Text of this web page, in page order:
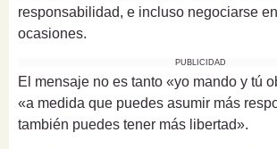
responsabilidad, e incluso negociarse
ocasiones.
PUBLICIDAD
El mensaje no es tanto «yo mando y tú
«a medida que puedes asumir más
también puedes tener más libertad».